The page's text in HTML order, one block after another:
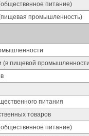
питание)
промышленность)
(в пищевой
питания
товаров
питание)